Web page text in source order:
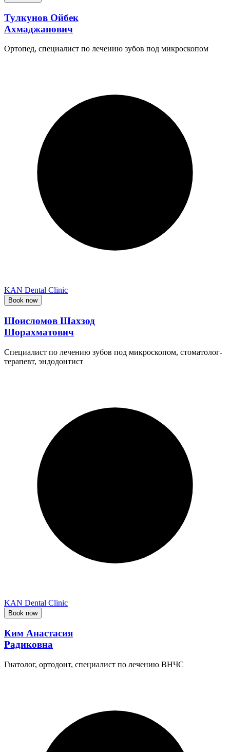
Тулкунов Ойбек
Ахмаджанович
Ортопед, специалист по лечению зубов под микроскопом
KAN Dental Clinic
Book now
Шоисломов Шахзод
Шорахматович
Специалист по лечению зубов под микроскопом, стоматолог-
терапевт, эндодонтист
KAN Dental Clinic
Book now
Ким Анастасия
Радиковна
Гнатолог, ортодонт, специалист по лечению ВНЧС